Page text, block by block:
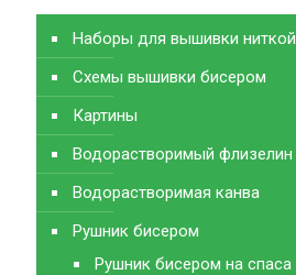
Наборы для вышивки ниткой
Схемы вышивки бисером
Картины
Водорастворимый флизелин
Водорастворимая канва
Рушник бисером
Рушник бисером на спаса